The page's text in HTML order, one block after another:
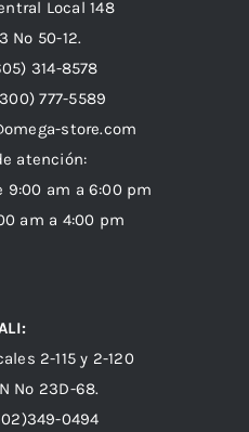
Local 148
Nº 50-12.
314-8578
777-5589
store.com
atención:
9:00 am a 6:00 pm
am a 4:00 pm
2-115 y 2-120
Nº 23D-68.
0494